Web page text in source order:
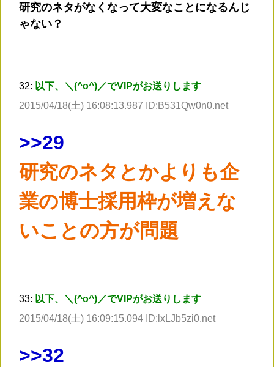
研究のネタがなくなって大変なことになるんじ
ゃない？
32: 以下、＼(^o^)／でVIPがお送りします
2015/04/18(土) 16:08:13.987 ID:B531Qw0n0.net
>>29
研究のネタとかよりも企
業の博士採用枠が増えな
いことの方が問題
33: 以下、＼(^o^)／でVIPがお送りします
2015/04/18(土) 16:09:15.094 ID:lxLJb5zi0.net
>>32